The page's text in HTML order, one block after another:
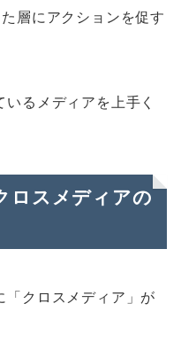
層にアクションを促す
るメディアを上手く
ロスメディアの
「クロスメディア」が